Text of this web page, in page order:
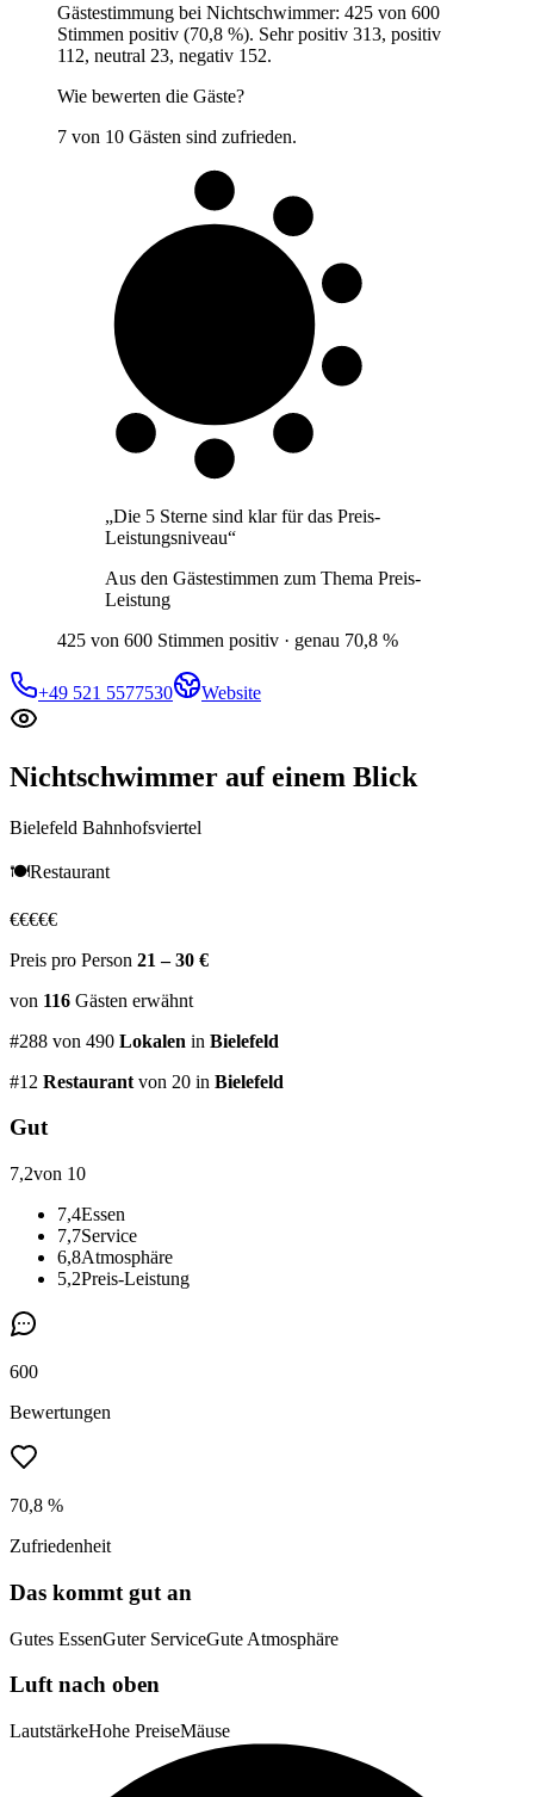
Gästestimmung bei Nichtschwimmer: 425 von 600
Stimmen positiv (70,8 %). Sehr positiv 313, positiv
112, neutral 23, negativ 152.
Wie bewerten die Gäste?
7 von 10 Gästen sind zufrieden.
„Die 5 Sterne sind klar für das Preis-
Leistungsniveau“
Aus den Gästestimmen zum Thema Preis-
Leistung
425 von 600 Stimmen positiv · genau 70,8 %
+49 521 5577530 Website
Nichtschwimmer auf einem Blick
Bielefeld Bahnhofsviertel
🍽️Restaurant
€€€€€
Preis pro Person 21 – 30 €
von 116 Gästen erwähnt
#288 von 490 Lokalen in Bielefeld
#12 Restaurant von 20 in Bielefeld
Gut
7,2von 10
7,4Essen
7,7Service
6,8Atmosphäre
5,2Preis-Leistung
600
Bewertungen
70,8 %
Zufriedenheit
Das kommt gut an
Gutes EssenGuter ServiceGute Atmosphäre
Luft nach oben
LautstärkeHohe PreiseMäuse